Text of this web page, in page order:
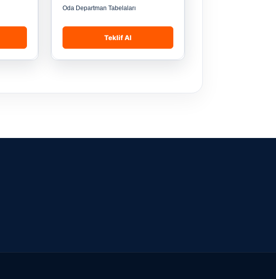
Oda Departman Tabelaları
Teklif Al